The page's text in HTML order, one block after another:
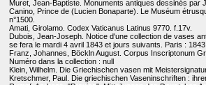
Muret, Jean-Baptiste. Monuments antiques dessinés par
Canino, Prince de (Lucien Bonaparte). Le Muséum
n°1500.
Amati, Girolamo. Codex Vaticanus Latinus 9770. f.17v.
Dubois, Jean-Joseph. Notice d'une collection de vases
se fera le mardi 4 avril 1843 et jours suivants. Paris :
Franz, Johannes, Böckln August. Corpus Inscriptonum
Numéro dans la collection : null
Klein, Wilhelm. Die Griechischen vasen mit
Kretschmer, Paul. Die griechischen Vaseninschriften :